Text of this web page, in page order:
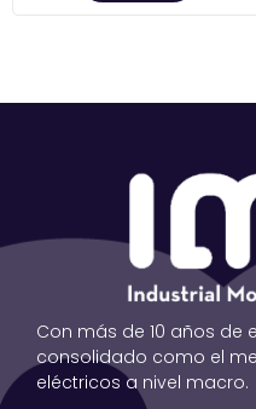
Con más de 10 años de
consolidado como el
eléctricos a nivel macro.